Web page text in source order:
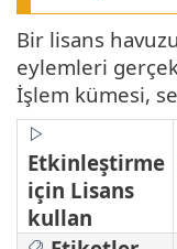
Bir lisans
eylemleri
İşlem kümesi,
Etkinleştirme
için Lisans
kullan